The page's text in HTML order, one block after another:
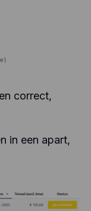
correct,
in een apart,